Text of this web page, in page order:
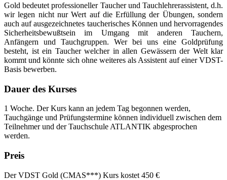
Gold bedeutet professioneller Taucher und Tauchlehrerassistent, d.h.
wir legen nicht nur Wert auf die Erfüllung der Übungen, sondern
auch auf ausgezeichnetes taucherisches Können und hervorragendes
Sicherheitsbewußtsein im Umgang mit anderen Tauchern,
Anfängern und Tauchgruppen. Wer bei uns eine Goldprüfung
besteht, ist ein Taucher welcher in allen Gewässern der Welt klar
kommt und könnte sich ohne weiteres als Assistent auf einer VDST-
Basis bewerben.
Dauer des Kurses
1 Woche. Der Kurs kann an jedem Tag begonnen werden,
Tauchgänge und Prüfungstermine können individuell zwischen dem
Teilnehmer und der Tauchschule ATLANTIK abgesprochen
werden.
Preis
Der VDST Gold (CMAS***) Kurs kostet 450 €